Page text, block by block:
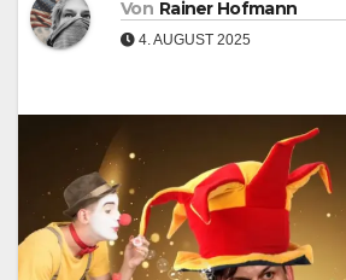
Von Rainer Hofmann
4. AUGUST 2025